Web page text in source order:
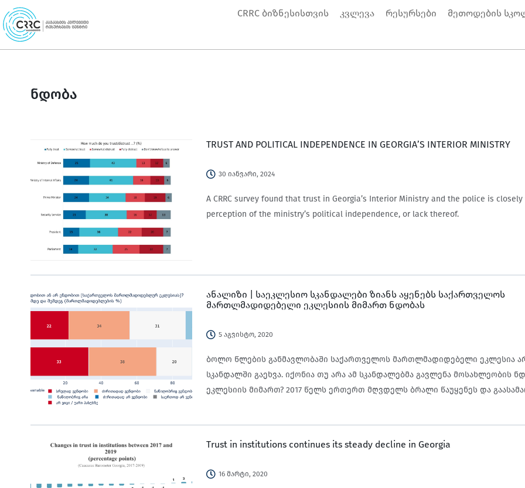
Skip
to
content
CRRC ბიზნესისთვის კვლევა რესურსები მეთოდების
ნდობა
TRUST AND POLITICAL INDEPENDENCE IN GEORGIA’S INTERIOR MINISTRY
30 იანვარი, 2024
A CRRC survey found that trust in Georgia’s Interior Ministry and the police is
perception of the ministry’s political independence, or lack thereof.
ანალიზი | საეკლესიო სკანდალები ზიანს აყენებს საქართველოს
მართლმადიდებელი ეკლესიის მიმართ ნდობას
5 აგვისტო, 2020
ბოლო წლების განმავლობაში საქართველოს მართლმადიდებელი ეკლესია
სკანდალში გაეხვა. იქონია თუ არა ამ სკანდალებმა გავლენა მოსახლეობის
ეკლესიის მიმართ? 2017 წელს ერთერთ მღვდელს ბრალი წაუყენეს და გაასამართლეს
Trust in institutions continues its steady decline in Georgia
16 მარტი, 2020